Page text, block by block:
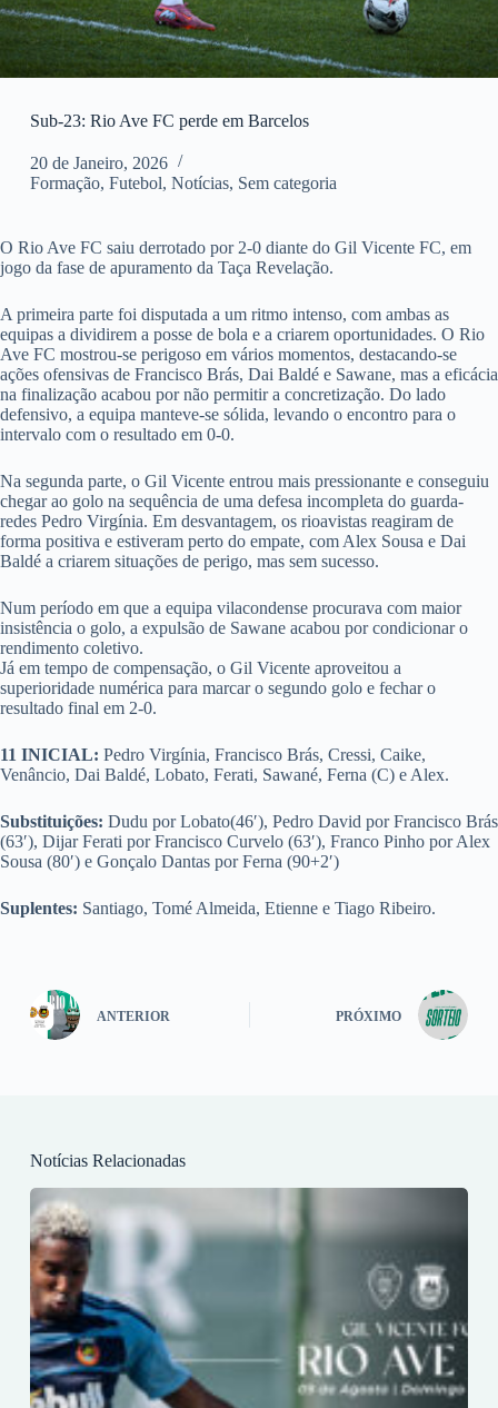
Sub-23: Rio Ave FC perde em Barcelos
20 de Janeiro, 2026
Formação, Futebol, Notícias, Sem categoria
O Rio Ave FC saiu derrotado por 2-0 diante do Gil Vicente FC, em
jogo da fase de apuramento da Taça Revelação.
A primeira parte foi disputada a um ritmo intenso, com ambas as
equipas a dividirem a posse de bola e a criarem oportunidades. O Rio
Ave FC mostrou-se perigoso em vários momentos, destacando-se
ações ofensivas de Francisco Brás, Dai Baldé e Sawane, mas a eficácia
na finalização acabou por não permitir a concretização. Do lado
defensivo, a equipa manteve-se sólida, levando o encontro para o
intervalo com o resultado em 0-0.
Na segunda parte, o Gil Vicente entrou mais pressionante e conseguiu
chegar ao golo na sequência de uma defesa incompleta do guarda-
redes Pedro Virgínia. Em desvantagem, os rioavistas reagiram de
forma positiva e estiveram perto do empate, com Alex Sousa e Dai
Baldé a criarem situações de perigo, mas sem sucesso.
Num período em que a equipa vilacondense procurava com maior
insistência o golo, a expulsão de Sawane acabou por condicionar o
rendimento coletivo.
Já em tempo de compensação, o Gil Vicente aproveitou a
superioridade numérica para marcar o segundo golo e fechar o
resultado final em 2-0.
11 INICIAL: Pedro Virgínia, Francisco Brás, Cressi, Caike,
Venâncio, Dai Baldé, Lobato, Ferati, Sawané, Ferna (C) e Alex.
Substituições: Dudu por Lobato(46′), Pedro David por Francisco Brás
(63′), Dijar Ferati por Francisco Curvelo (63′), Franco Pinho por Alex
Sousa (80′) e Gonçalo Dantas por Ferna (90+2′)
Suplentes: Santiago, Tomé Almeida, Etienne e Tiago Ribeiro.
ANTERIOR PRÓXIMO
Notícias Relacionadas